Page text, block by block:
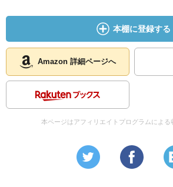
本棚に登録する
Amazon 詳細ページへ
本ページはアフィリエイトプログラムによる